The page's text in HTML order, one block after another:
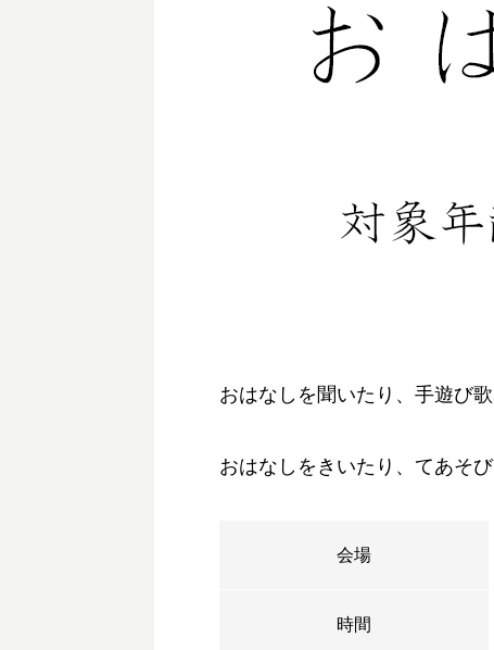
おはなしを聞いたり、手遊び
おはなしをきいたり、てあそ
会場
時間